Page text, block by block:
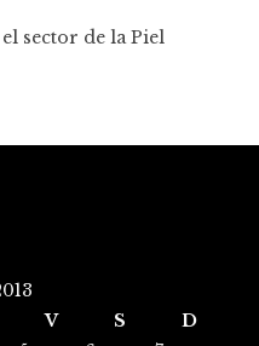
sector de la Piel
V S
D